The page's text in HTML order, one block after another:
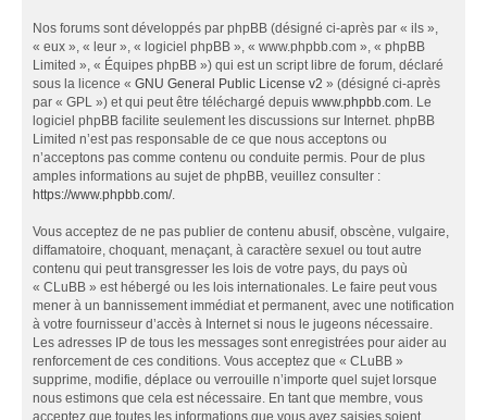
Nos forums sont développés par phpBB (désigné ci-après par « ils »,
« eux », « leur », « logiciel phpBB », « www.phpbb.com », « phpBB
Limited », « Équipes phpBB ») qui est un script libre de forum, déclaré
sous la licence « GNU General Public License v2 » (désigné ci-après
par « GPL ») et qui peut être téléchargé depuis www.phpbb.com. Le
logiciel phpBB facilite seulement les discussions sur Internet. phpBB
Limited n’est pas responsable de ce que nous acceptons ou
n’acceptons pas comme contenu ou conduite permis. Pour de plus
amples informations au sujet de phpBB, veuillez consulter :
https://www.phpbb.com/.
Vous acceptez de ne pas publier de contenu abusif, obscène, vulgaire,
diffamatoire, choquant, menaçant, à caractère sexuel ou tout autre
contenu qui peut transgresser les lois de votre pays, du pays où
« CLuBB » est hébergé ou les lois internationales. Le faire peut vous
mener à un bannissement immédiat et permanent, avec une notification
à votre fournisseur d’accès à Internet si nous le jugeons nécessaire.
Les adresses IP de tous les messages sont enregistrées pour aider au
renforcement de ces conditions. Vous acceptez que « CLuBB »
supprime, modifie, déplace ou verrouille n’importe quel sujet lorsque
nous estimons que cela est nécessaire. En tant que membre, vous
acceptez que toutes les informations que vous avez saisies soient